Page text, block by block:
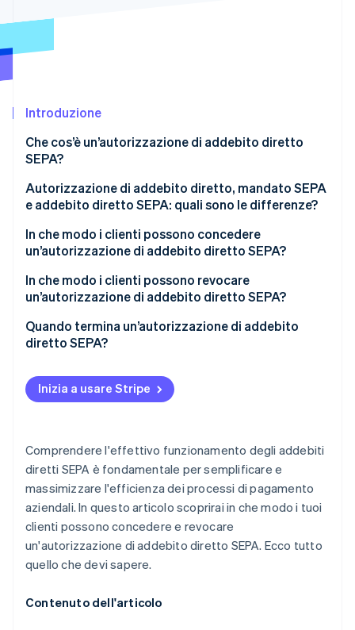
Radar
Rimozione del carbonio
Identity
Verifica online dell'identità
Stripe Sessions 2026
Scopri come Stripe sta costruendo l'infrastruttura
Guarda ora
Introduzione
Che cos’è un’autorizzazione di addebito diretto
SEPA?
Autorizzazione di addebito diretto, mandato SEPA
e addebito diretto SEPA: quali sono le differenze?
In che modo i clienti possono concedere
un’autorizzazione di addebito diretto SEPA?
In che modo i clienti possono revocare
un’autorizzazione di addebito diretto SEPA?
Quando termina un’autorizzazione di addebito
diretto SEPA?
Inizia a usare Stripe
Comprendere l'effettivo funzionamento degli addebiti
diretti SEPA è fondamentale per semplificare e
massimizzare l'efficienza dei processi di pagamento
aziendali. In questo articolo scoprirai in che modo i tuoi
clienti possono concedere e revocare
un'autorizzazione di addebito diretto SEPA. Ecco tutto
quello che devi sapere.
Contenuto dell'articolo